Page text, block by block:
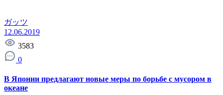
ガッツ
12.06.2019
3583
0
В Японии предлагают новые меры по борьбе с мусором в
океане